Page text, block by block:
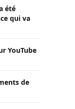
été
qui va
YouTube
de